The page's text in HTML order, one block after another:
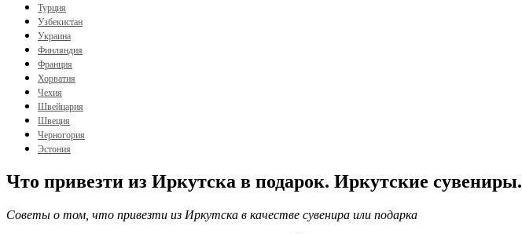
Турция
Узбекистан
Украина
Финляндия
Франция
Хорватия
Чехия
Швейцария
Швеция
Черногория
Эстония
Что привезти из Иркутска в подарок. Иркутские сувениры.
Советы о том, что привезти из Иркутска в качестве сувенира или подарка